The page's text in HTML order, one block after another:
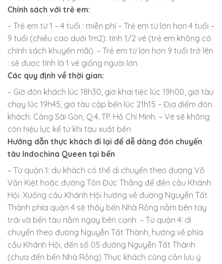
Chính sách với trẻ em:
– Trẻ em từ 1 – 4 tuổi : miễn phí – Trẻ em từ lớn hơn 4 tuổi –
9 tuổi (chiều cao dưới 1m2): tính 1/2 vé (trẻ em không có
chính sách khuyến mãi). – Trẻ em từ lớn hơn 9 tuổi trở lên
: sẽ được tính là 1 vé giống người lớn.
Các quy định về thời gian:
– Giờ đón khách lúc 18h30, giờ khai tiệc lúc 19h00, giờ tàu
chạy lúc 19h45, giờ tàu cập bến lúc 21h15 – Địa điểm đón
khách: Cảng Sài Gòn, Q.4, TP. Hồ Chí Minh. – Vé sẽ không
còn hiệu lực kể từ khi tàu xuất bến
Hướng dẫn thực khách đi lại để dễ dàng đón chuyến
tàu Indochina Queen tại bến
– Từ quận 1: du khách có thể di chuyển theo đường Võ
Văn Kiệt hoặc đường Tôn Đức Thắng để đến cầu Khánh
Hội. Xuống cầu Khánh Hội hướng về đường Nguyễn Tất
Thành phía quận 4 sẽ thấy bến Nhà Rồng nằm bên tay
trái và bến tàu nằm ngay bên cạnh. – Từ quận 4: di
chuyển theo đường Nguyễn Tất Thành, hướng về phía
cầu Khánh Hội, đến số 05 đường Nguyễn Tất Thành
(chưa đến bến Nhà Rồng) Thực khách cũng cần lưu ý